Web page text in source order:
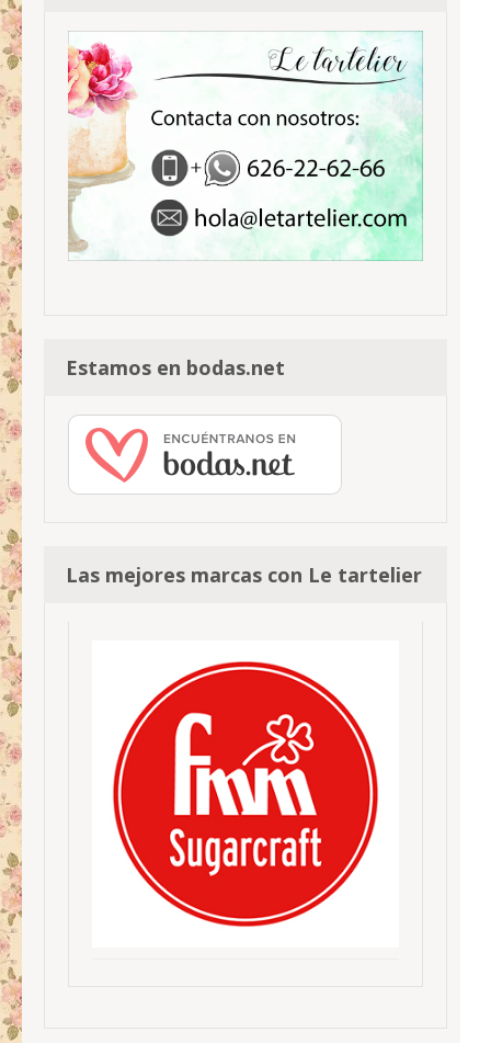
Estamos en bodas.net
Las mejores marcas con Le tartelier